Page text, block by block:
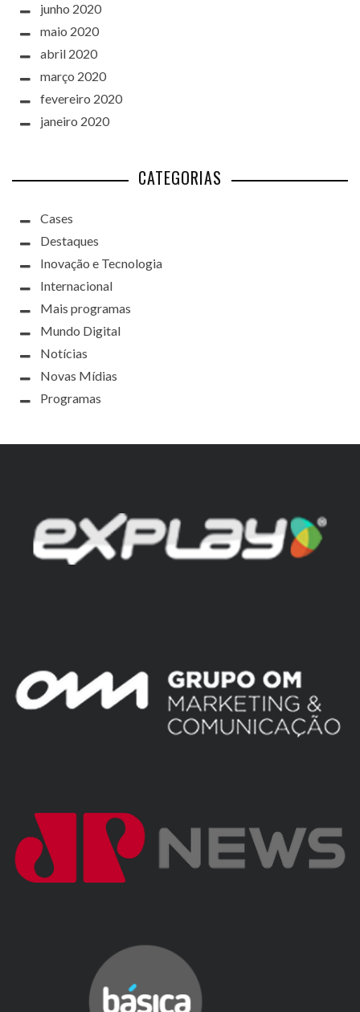
junho 2020
maio 2020
abril 2020
março 2020
fevereiro 2020
janeiro 2020
CATEGORIAS
Cases
Destaques
Inovação e Tecnologia
Internacional
Mais programas
Mundo Digital
Notícias
Novas Mídias
Programas